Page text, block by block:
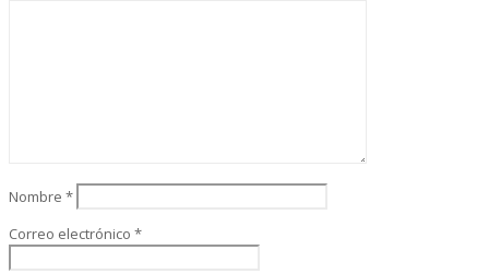
Nombre *
Correo electrónico *